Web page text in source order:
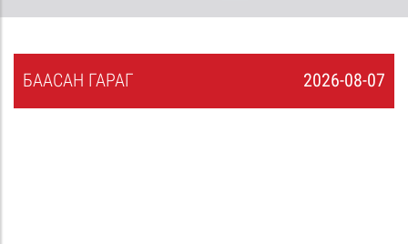
2026-08-07
БААСАН ГАРАГ